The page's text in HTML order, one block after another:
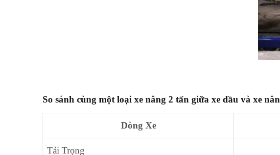
So sánh cùng một loại xe nâng 2 tấn giữa xe dầu và xe
Dòng Xe
Tải Trọng